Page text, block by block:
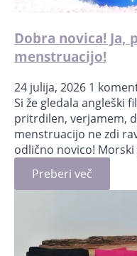
Dobra novica! Ja,
menstruacijo!
24 julija, 2026 1
Si že gledala angleški
pritrdilen, verjamem,
menstruacijo ne zdi
odlično novico!
Preberi več